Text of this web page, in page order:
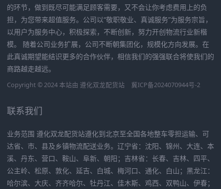
的环节，做到既尽可能满足顾客需要，又不会让你考虑费用上的负
担，为您带来超值服务。公司以“敬职敬业、真诚服务”为服务宗旨，
以用户为服务中心，积极探索，不断创新，努力开创物流行业新楷
模。 随着公司业务扩展，公司不断朝集团化，规模化方向发展。在
此真诚期望能结识更多的合作伙伴，相信我们的强强联合将使我们的
商路越走越远。
Copyright © 2024 本站由 遵化双龙配货站 冀ICP备2024070944号-2
联系我们
业务范围 遵化双龙配货站遵化到北京至全国各地整车零担运输、可
达省、市、县及乡镇物流配送业务。辽宁省：沈阳、锦州、大连、本
溪、丹东、营口、鞍山、阜新、朝阳；吉林省：长春、吉林、四平、
公主岭、松原、敦化、延吉、白城、梅河口、通化、白山；黑龙江：
哈尔滨、大庆、齐齐哈尔、牡丹江、佳木斯、鸡西、双鸭山、伊春；